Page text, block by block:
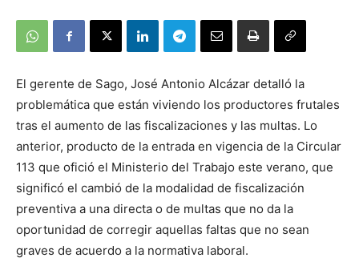
El gerente de Sago, José Antonio Alcázar detalló la
problemática que están viviendo los productores frutales
tras el aumento de las fiscalizaciones y las multas. Lo
anterior, producto de la entrada en vigencia de la Circular
113 que ofició el Ministerio del Trabajo este verano, que
significó el cambió de la modalidad de fiscalización
preventiva a una directa o de multas que no da la
oportunidad de corregir aquellas faltas que no sean
graves de acuerdo a la normativa laboral.